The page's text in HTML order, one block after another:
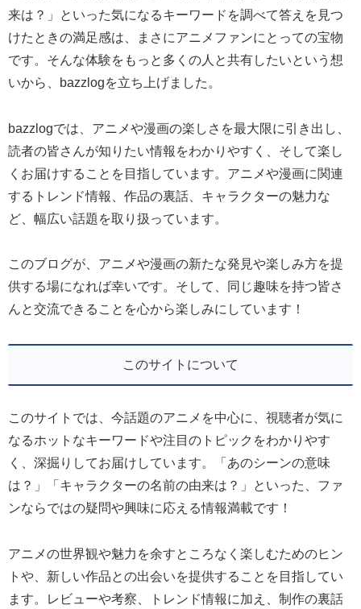
来は？」といった気になるキーワードを調べて答えを見つ
けたときの満足感は、まさにアニメファンにとっての宝物
です。そんな体験をもっと多くの人と共有したいという想
いから、bazzlogを立ち上げました。
bazzlogでは、アニメや漫画の楽しさを最大限に引き出し、
読者の皆さんが知りたい情報をわかりやすく、そして楽し
くお届けすることを目指しています。アニメや漫画に関連
するトレンド情報、作品の裏話、キャラクターの魅力な
ど、幅広い話題を取り扱っています。
このブログが、アニメや漫画の新たな発見や楽しみ方を提
供する場になれば幸いです。そして、同じ趣味を持つ皆さ
んと交流できることを心から楽しみにしています！
このサイトについて
このサイトでは、今話題のアニメを中心に、視聴者が気に
なるホットなキーワードや注目のトピックをわかりやす
く、深掘りしてお届けしています。「あのシーンの意味
は？」「キャラクターの名前の由来は？」といった、ファ
ンならではの疑問や興味に応える情報満載です！
アニメの世界観や魅力を余すところなく楽しむためのヒン
トや、新しい作品との出会いを提供することを目指してい
ます。レビューや考察、トレンド情報に加え、制作の裏話